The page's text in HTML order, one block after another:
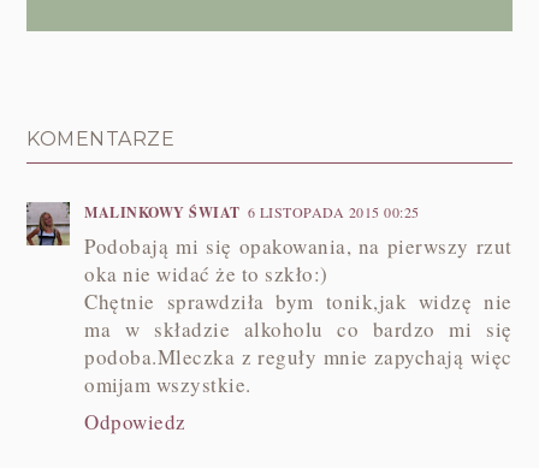
KOMENTARZE
MALINKOWY ŚWIAT 6 LISTOPADA 2015 00:25
Podobają mi się opakowania, na pierwszy rzut
oka nie widać że to szkło:)
Chętnie sprawdziła bym tonik,jak widzę nie
ma w składzie alkoholu co bardzo mi się
podoba.Mleczka z reguły mnie zapychają więc
omijam wszystkie.
Odpowiedz